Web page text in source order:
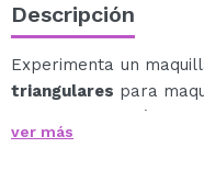
Descripción
Experimenta un
triangulares para
La esponja más
maquillaje debajo de
ver más